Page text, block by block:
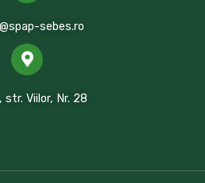
sebes.ro
str. Viilor, Nr. 28